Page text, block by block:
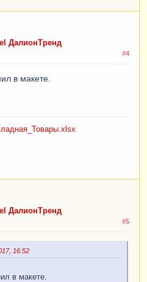
ДалионТренд
#4
в макете.
ДалионТренд
#5
16:52
в макете.